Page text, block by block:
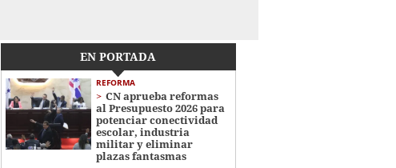
EN PORTADA
REFORMA
CN aprueba reformas
al Presupuesto 2026 para
potenciar conectividad
escolar, industria
militar y eliminar
plazas fantasmas